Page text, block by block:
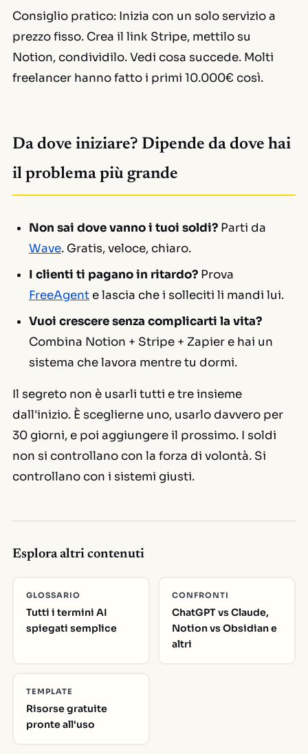
Consiglio pratico: Inizia con un solo servizio a
prezzo fisso. Crea il link Stripe, mettilo su
Notion, condividilo. Vedi cosa succede. Molti
freelancer hanno fatto i primi 10.000€ così.
Da dove iniziare? Dipende da dove hai
il problema più grande
Non sai dove vanno i tuoi soldi? Parti da
Wave. Gratis, veloce, chiaro.
I clienti ti pagano in ritardo? Prova
FreeAgente lascia che i solleciti li mandi lui.
Vuoi crescere senza complicarti la vita?
Combina Notion + Stripe + Zapier e hai un
sistema che lavora mentre tu dormi.
Il segreto non è usarli tutti e tre insieme
dall'inizio. È sceglierne uno, usarlo davvero per
30 giorni, e poi aggiungere il prossimo. I soldi
non si controllano con la forza di volontà. Si
controllano con i sistemi giusti.
Esplora altri contenuti
GLOSSARIO
Tutti i termini AI
spiegati semplice
CONFRONTI
ChatGPT vs Claude,
Notion vs Obsidian e
altri
TEMPLATE
Risorse gratuite
pronte all'uso